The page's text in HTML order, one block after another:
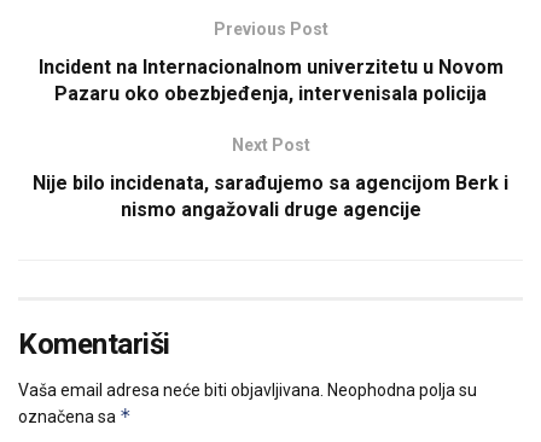
Previous Post
Incident na Internacionalnom univerzitetu u Novom
Pazaru oko obezbjeđenja, intervenisala policija
Next Post
Nije bilo incidenata, sarađujemo sa agencijom Berk i
nismo angažovali druge agencije
Komentariši
Vaša email adresa neće biti objavljivana. Neophodna polja su
označena sa *